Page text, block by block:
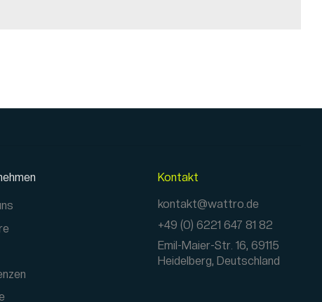
Kontakt
kontakt@wattro.de
+49 (0) 6221 647 81 82
Emil-Maier-Str. 16, 69115
Heidelberg, Deutschland